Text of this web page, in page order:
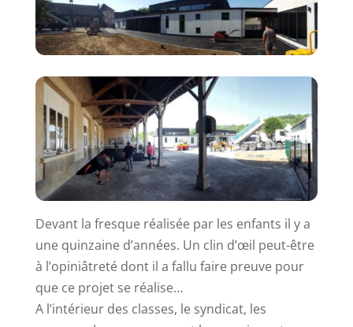
Devant la fresque réalisée par les enfants il y a
une quinzaine d’années. Un clin d’œil peut-être
à l’opiniâtreté dont il a fallu faire preuve pour
que ce projet se réalise…
A l’intérieur des classes, le syndicat, les